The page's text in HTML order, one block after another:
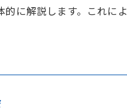
に解説します。これ